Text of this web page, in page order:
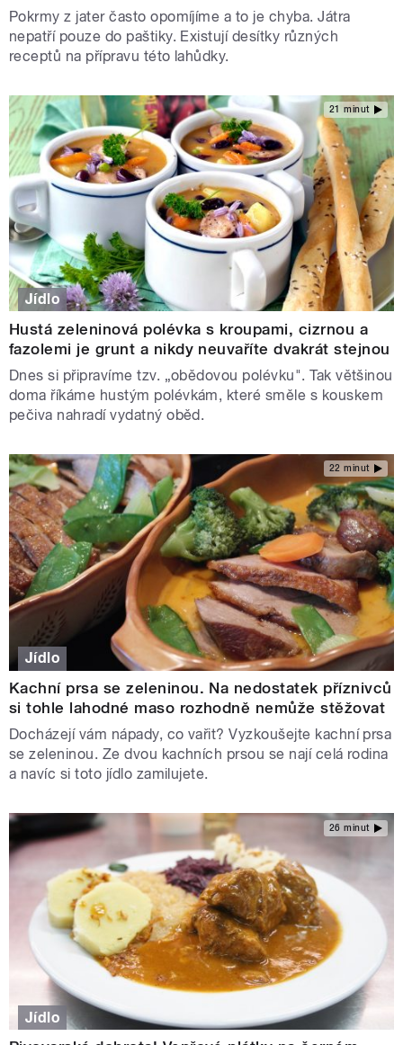
Pokrmy z jater často opomíjíme a to je chyba. Játra
nepatří pouze do paštiky. Existují desítky různých
receptů na přípravu této lahůdky.
21 minut
Jídlo
Hustá zeleninová polévka s kroupami, cizrnou a
fazolemi je grunt a nikdy neuvaříte dvakrát stejnou
Dnes si připravíme tzv. „obědovou polévku". Tak většinou
doma říkáme hustým polévkám, které směle s kouskem
pečiva nahradí vydatný oběd.
22 minut
Jídlo
Kachní prsa se zeleninou. Na nedostatek příznivců
si tohle lahodné maso rozhodně nemůže stěžovat
Docházejí vám nápady, co vařit? Vyzkoušejte kachní prsa
se zeleninou. Ze dvou kachních prsou se nají celá rodina
a navíc si toto jídlo zamilujete.
26 minut
Jídlo